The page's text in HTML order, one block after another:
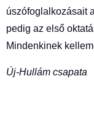
úszófoglalkozásait
pedig az első
Mindenkinek
Új-Hullám csapata